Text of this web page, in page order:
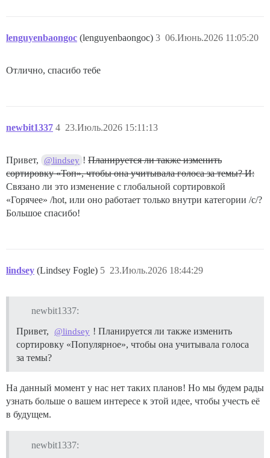
lenguyenbaongoc (lenguyenbaongoc) 06.Июнь.2026 11:05:20
3
Отлично, спасибо тебе
newbit1337 23.Июль.2026 15:11:13
4
Привет, @lindsey !Планируется ли также изменить
сортировку «Топ», чтобы она учитывала голоса за темы? И:
Связано ли это изменение с глобальной сортировкой
«Горячее» /hot, или оно работает только внутри категории /c/?
Большое спасибо!
lindsey (Lindsey Fogle) 23.Июль.2026 18:44:29
5
newbit1337:
Привет,
@lindsey ! Планируется ли также изменить
сортировку «Популярное», чтобы она учитывала голоса
за темы?
На данный момент у нас нет таких планов! Но мы будем рады
узнать больше о вашем интересе к этой идее, чтобы учесть её
в будущем.
newbit1337: